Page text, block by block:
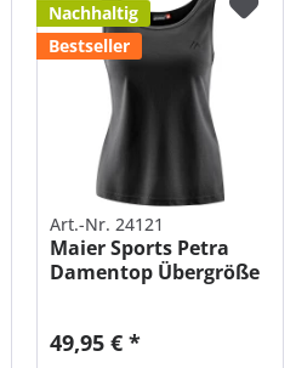
Nachhaltig
Bestseller
Art.-Nr. 24121
Maier Sports Petra
Damentop Übergröße
49,95 € *